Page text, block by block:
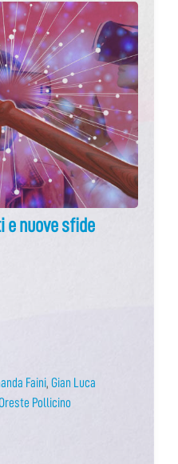
e nuove sfide
Faini, Gian Luca
Pollicino